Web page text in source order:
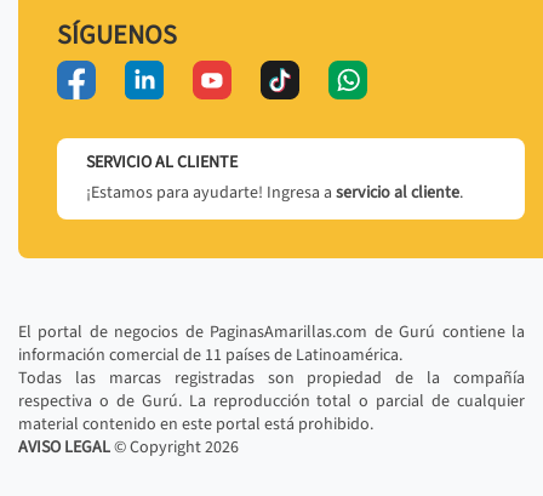
SÍGUENOS
SERVICIO AL CLIENTE
¡Estamos para ayudarte! Ingresa a servicio al cliente.
El portal de negocios de PaginasAmarillas.com de Gurú contiene la
información comercial de 11 países de Latinoamérica.
Todas las marcas registradas son propiedad de la compañía
respectiva o de Gurú. La reproducción total o parcial de cualquier
material contenido en este portal está prohibido.
AVISO LEGAL© Copyright2026